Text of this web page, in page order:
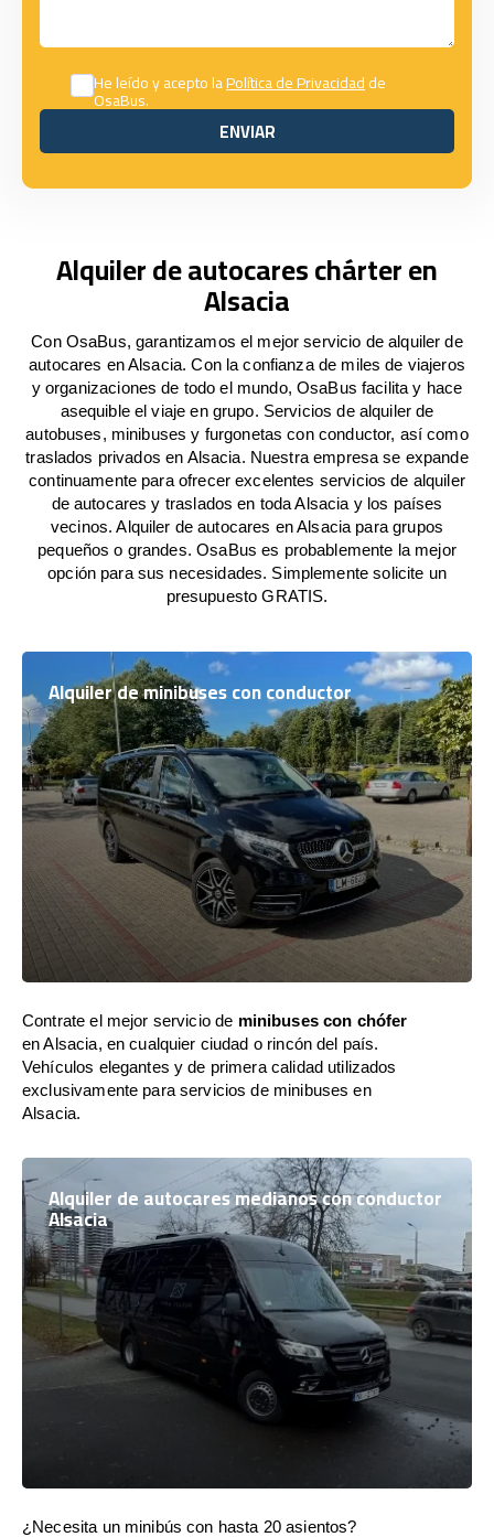
He leído y acepto laPolítica de Privacidadde
OsaBus.
ENVIAR
ENVIAR
Alquiler de autocares chárter en
Alsacia
Con OsaBus, garantizamos el mejor servicio de alquiler de
autocares en Alsacia. Con la confianza de miles de viajeros
y organizaciones de todo el mundo, OsaBus facilita y hace
asequible el viaje en grupo. Servicios de alquiler de
autobuses, minibuses y furgonetas con conductor, así como
traslados privados en Alsacia. Nuestra empresa se expande
continuamente para ofrecer excelentes servicios de alquiler
de autocares y traslados en toda Alsacia y los países
vecinos. Alquiler de autocares en Alsacia para grupos
pequeños o grandes. OsaBus es probablemente la mejor
opción para sus necesidades. Simplemente solicite un
presupuesto GRATIS.
Alquiler de minibuses con conductor
Contrate el mejor servicio de minibuses con chófer
en Alsacia, en cualquier ciudad o rincón del país.
Vehículos elegantes y de primera calidad utilizados
exclusivamente para servicios de minibuses en
Alsacia.
Alquiler de autocares medianos con conductor
Alsacia
¿Necesita un minibús con hasta 20 asientos?